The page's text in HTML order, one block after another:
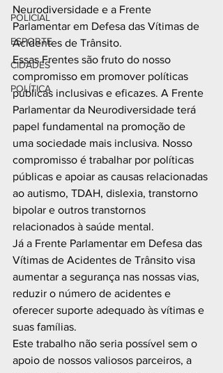
POLICIAL
ESPORTE
CIDADES
POLÍTICA
Neurodiversidade e a Frente
Parlamentar em Defesa das Vítimas de
Acidentes de Trânsito.
Essas Frentes são fruto do nosso
compromisso em promover políticas
públicas inclusivas e eficazes. A Frente
Parlamentar da Neurodiversidade terá
papel fundamental na promoção de
uma sociedade mais inclusiva. Nosso
compromisso é trabalhar por políticas
públicas e apoiar as causas relacionadas
ao autismo, TDAH, dislexia, transtorno
bipolar e outros transtornos
relacionados à saúde mental.
Já a Frente Parlamentar em Defesa das
Vítimas de Acidentes de Trânsito visa
aumentar a segurança nas nossas vias,
reduzir o número de acidentes e
oferecer suporte adequado às vítimas e
suas famílias.
Este trabalho não seria possível sem o
apoio de nossos valiosos parceiros, a